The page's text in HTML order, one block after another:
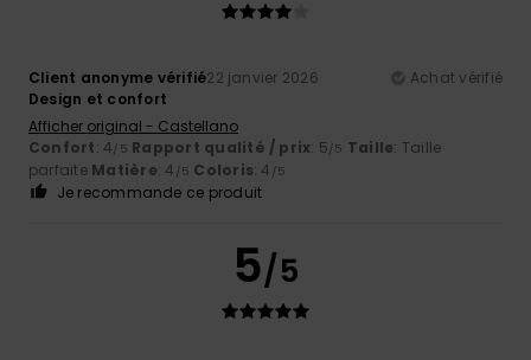
Client anonyme vérifié22 janvier 2026
Achat vérifié
Design et confort
Afficher original - Castellano
Confort: 4/5 Rapport qualité / prix: 5/5 Taille: Taille
parfaite Matière: 4 /5 Coloris: 4 /5
Je recommande ce produit
5/5